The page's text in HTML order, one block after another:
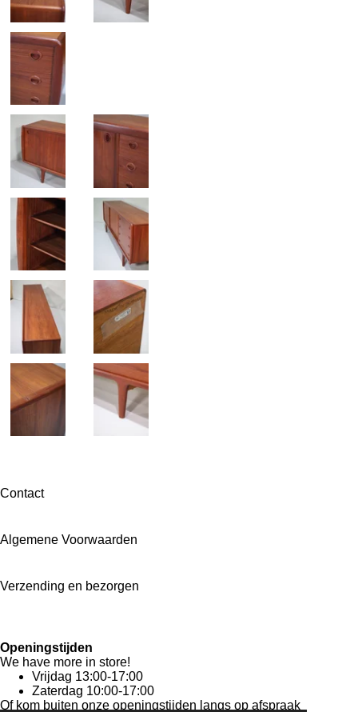
Contact
Algemene Voorwaarden
Verzending en bezorgen
Openingstijden
We have more in store!
Vrijdag 13:00-17:00
Zaterdag 10:00-17:00
Of kom buiten onze openingstijden langs op afspraak